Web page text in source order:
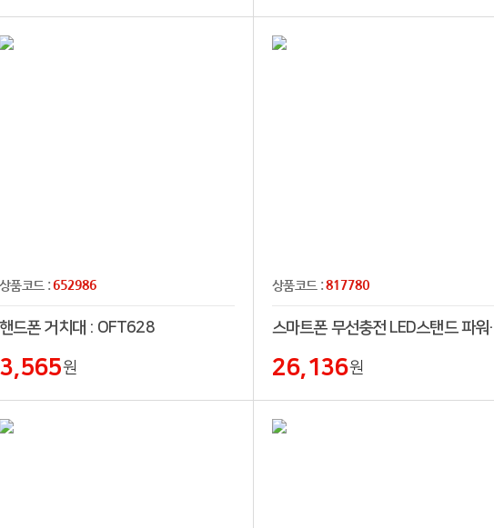
상품코드 :652986
핸드폰 거치대 : OFT628
3,565원
상품코드 :817780
스마트폰
26,136원